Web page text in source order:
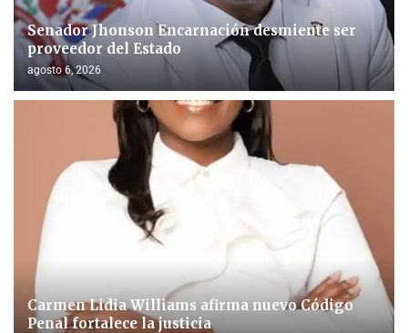
Senador Jhonson Encarnación desmiente ser
proveedor del Estado
agosto 6, 2026
Carmen Lidia Williams afirma nuevo Código
Penal fortalece la justicia